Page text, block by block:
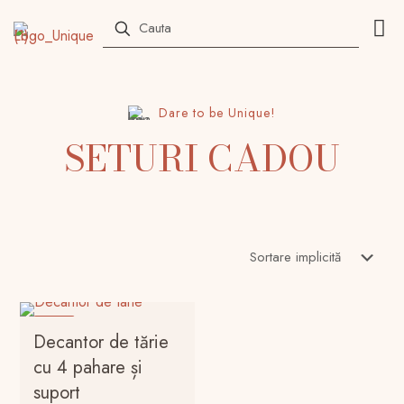
Dare to be Unique!
SETURI CADOU
Decantor de tărie
cu 4 pahare și
suport